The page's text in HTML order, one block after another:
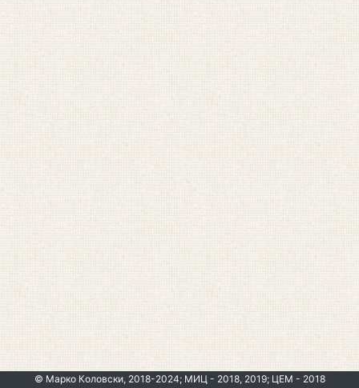
© Марко Коловски, 2018-2024; МИЦ - 2018, 2019; ЦЕМ - 2018